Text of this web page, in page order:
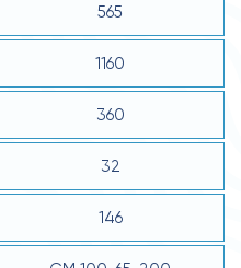
565
1160
360
32
146